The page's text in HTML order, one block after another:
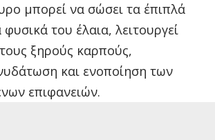
μπορεί να σώσει τα έπιπλά
του έλαια, λειτουργεί
ξηρούς καρπούς,
και ενοποίηση των
επιφανειών.